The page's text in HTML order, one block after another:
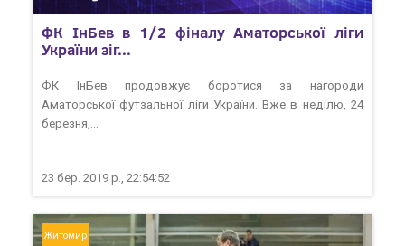
ФК ІнБев в 1/2 фіналу Аматорської ліги
України зіг...
ФК ІнБев продовжує боротися за нагороди
Аматорської футзальної ліги України. Вже в неділю, 24
березня,...
23 бер. 2019 р., 22:54:52
Житомир